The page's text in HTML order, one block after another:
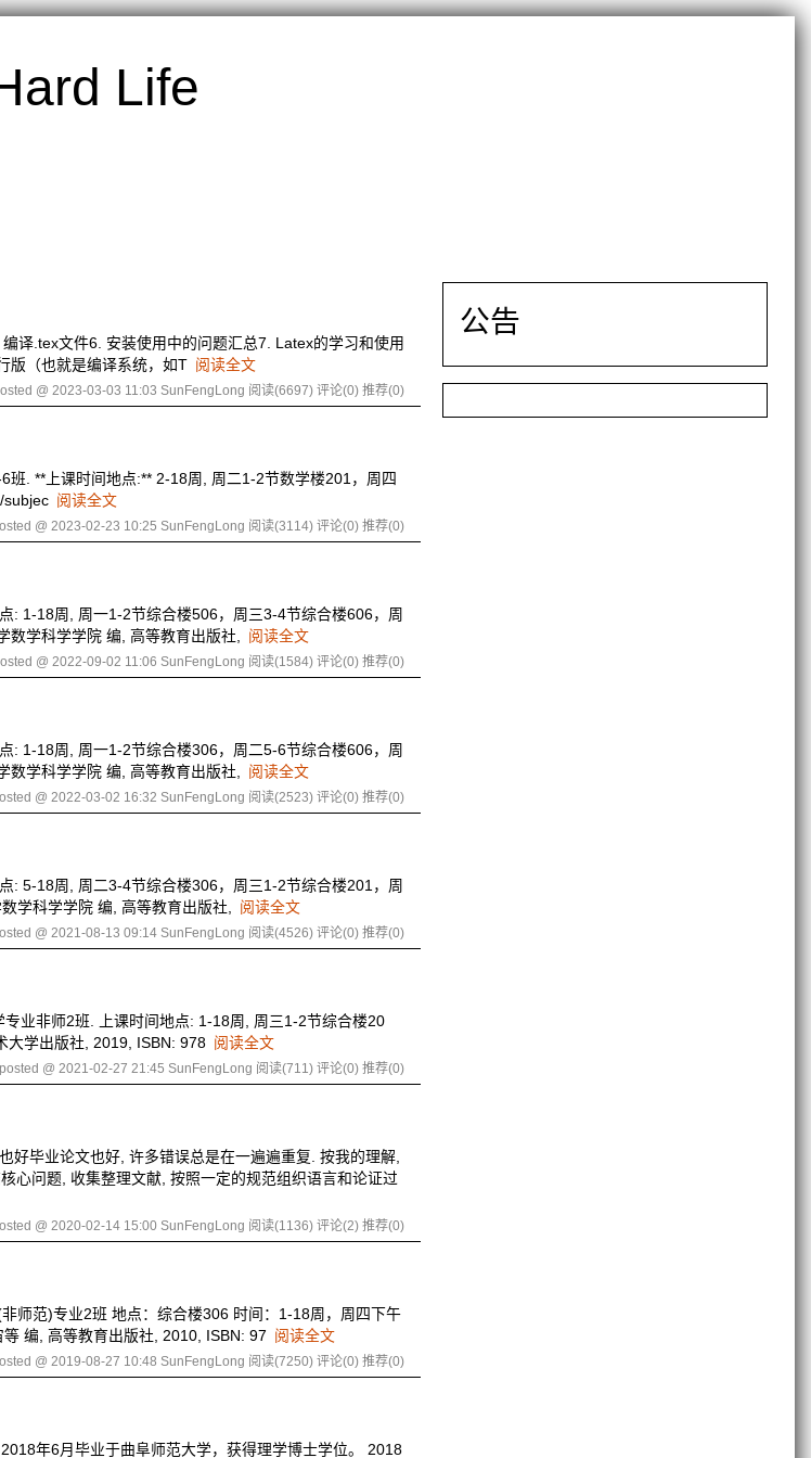
Life
译.tex文件6. 安装使用中的问题汇总7. Latex的学习和使用
版（也就是编译系统，如T 阅读全文
@ 2023-03-03 11:03 SunFengLong 阅读(6697) 评论(0) 推荐(0)
. **上课时间地点:** 2-18周, 周二1-2节数学楼201，周四
subjec 阅读全文
@ 2023-02-23 10:25 SunFengLong 阅读(3114) 评论(0) 推荐(0)
: 1-18周, 周一1-2节综合楼506，周三3-4节综合楼606，周
学科学学院 编, 高等教育出版社,
阅读全文
@ 2022-09-02 11:06 SunFengLong 阅读(1584) 评论(0) 推荐(0)
: 1-18周, 周一1-2节综合楼306，周二5-6节综合楼606，周
学科学学院 编, 高等教育出版社,
阅读全文
@ 2022-03-02 16:32 SunFengLong 阅读(2523) 评论(0) 推荐(0)
: 5-18周, 周二3-4节综合楼306，周三1-2节综合楼201，周
学科学学院 编, 高等教育出版社,
阅读全文
@ 2021-08-13 09:14 SunFengLong 阅读(4526) 评论(0) 推荐(0)
业非师2班. 上课时间地点: 1-18周, 周三1-2节综合楼20
大学出版社, 2019, ISBN: 978 阅读全文
posted @ 2021-02-27 21:45 SunFengLong 阅读(711) 评论(0) 推荐(0)
毕业论文也好, 许多错误总是在一遍遍重复. 按我的理解,
心问题, 收集整理文献, 按照一定的规范组织语言和论证过
@ 2020-02-14 15:00 SunFengLong 阅读(1136) 评论(2) 推荐(0)
师范)专业2班 地点：综合楼306 时间：1-18周，周四下午
编, 高等教育出版社, 2010, ISBN: 97 阅读全文
@ 2019-08-27 10:48 SunFengLong 阅读(7250) 评论(0) 推荐(0)
年6月毕业于曲阜师范大学，获得理学博士学位。 2018
公告